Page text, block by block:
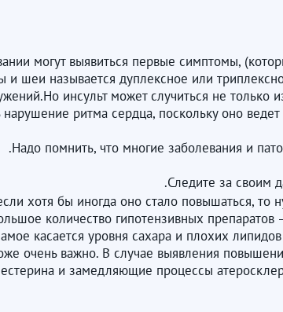
могут выявиться первые симптомы,
шеи называется дуплексное или
инсульт может случиться не только
ритма сердца, поскольку оно
Надо помнить, что многие заболевания и
хотя бы иногда оно стало повышаться, то
количество гипотензивных
касается уровня сахара и плохих
очень важно. В случае выявления
и замедляющие процессы